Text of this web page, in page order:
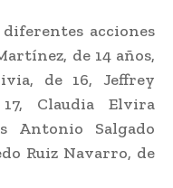
diferentes acciones
de 14 años,
de 16, Jeffrey
Claudia Elvira
Antonio Salgado
Ruiz Navarro, de